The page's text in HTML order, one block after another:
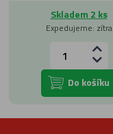
Skladem 2 ks
Expedujeme: zítra
Do košíku